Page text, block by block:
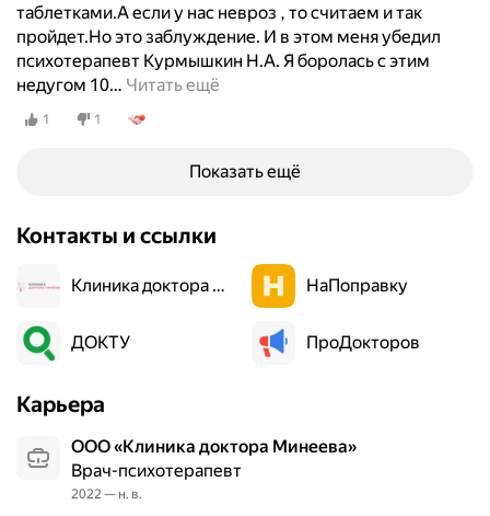
таблетками.А если у нас невроз , то считаем и так
пройдет.Но это заблуждение. И в этом меня убедил
психотерапевт Курмышкин Н.А. Я боролась с этим
недугом 10… Читать ещё
1 1
Показать ещё
Контакты и ссылки
Клиника доктора Минеева НаПоправку
ДОКТУ ПроДокторов
Карьера
ООО «Клиника доктора Минеева»
Врач-психотерапевт
2022 — н. в.